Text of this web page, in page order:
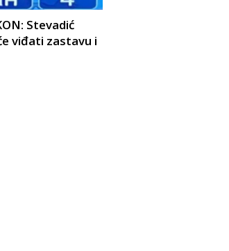
Stevadić
viđati zastavu i